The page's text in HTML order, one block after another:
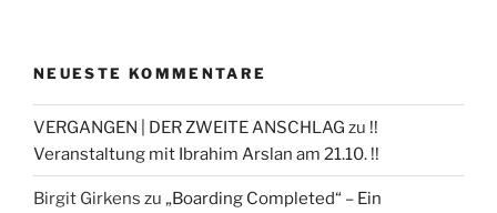
NEUESTE KOMMENTARE
VERGANGEN | DER ZWEITE ANSCHLAG zu !!
Veranstaltung mit Ibrahim Arslan am 21.10. !!
Birgit Girkens zu „Boarding Completed“ – Ein